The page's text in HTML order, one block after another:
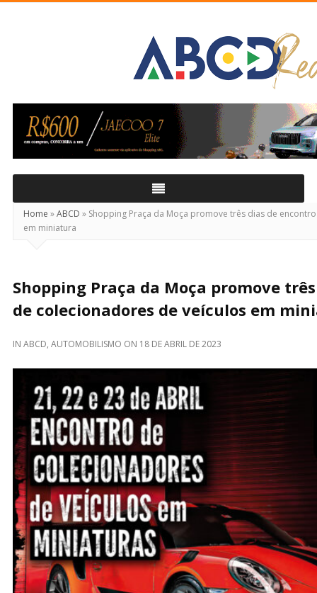
Real
Home »ABCD » Shopping Praça da Moça promove três dias de
em miniatura
Shopping Praça da Moça promove
de colecionadores de veículos em
IN ABCD, AUTOMOBILISMO ON 18 DE ABRIL DE 2023